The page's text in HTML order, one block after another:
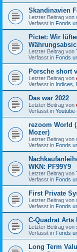
Skandinavien
Letzter Beitrag von
Verfasst in Fonds
Pictet: Wir
Letzter Beitrag von
Verfasst in Fonds
Porsche short
Letzter Beitrag von
Verfasst in Indices,
Das war 2022
Letzter Beitrag von
Verfasst in
rezoom World
Mozer)
Letzter Beitrag von
Verfasst in Fonds
WKN: PF99Y9
Letzter Beitrag von
Verfasst in Fonds
First Private
Letzter Beitrag von
Verfasst in Fonds
C-Quadrat Arts
Letzter Beitrag von
Verfasst in Fonds
Long Term